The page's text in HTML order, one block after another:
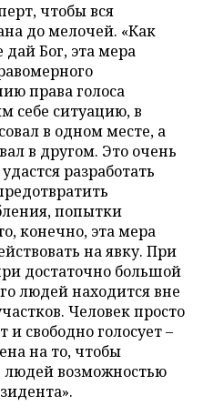
чтобы вся
до мелочей. «Как
дай Бог, эта мера
права голоса
себе ситуацию, в
в одном месте, а
в другом. Это очень
разработать
попытки
конечно, эта мера
на явку. При
достаточно большой
людей находится вне
Человек просто
и свободно голосует –
на то, чтобы
людей возможностью